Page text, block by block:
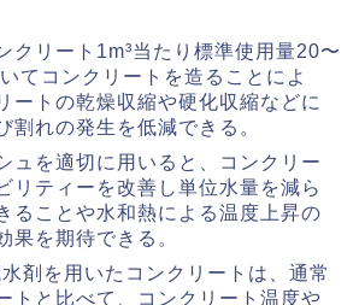
クリート1m³当たり標準使用量20〜
てコンクリートを造ることによ
ートの乾燥収縮や硬化収縮などに
割れの発生を低減できる。
ュを適切に用いると、コンクリー
リティーを改善し単位水量を減ら
ることや水和熱による温度上昇の
果を期待できる。
剤を用いたコンクリートは、通常
トと比べて、コンクリート温度や